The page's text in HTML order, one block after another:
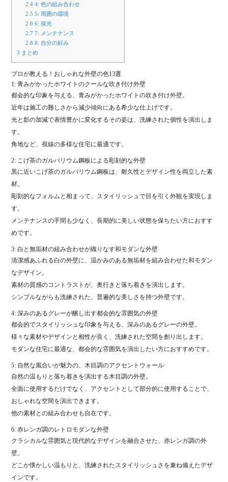
2.4 4: 色の組み合わせ
2.5 5: 周囲の環境
2.6 6: 採光
2.7 7: メンテナンス
2.8 8: 自分の好み
3 まとめ
プロが教える！おしゃれな外壁の色13選
1: 青みがかったホワイトのクールな吹き付け外壁
都会的な印象を与える、青みがかったホワイトの吹き付け外壁。
近年は施工の難しさから減少傾向にある希少な仕上げです。
光と影の加減で表情豊かに変化するその姿は、洗練された個性を演出しま
す。
角地など、視線の多様な住宅に最適です。
2: こげ茶のガルバリウム鋼板による彫刻的な外壁
黒に近いこげ茶のガルバリウム鋼板は、耐久性とデザイン性を両立した素
材。
彫刻的なフォルムと相まって、スタイリッシュで目を引く外観を実現しま
す。
メンテナンスの手間も少なく、長期的に美しい状態を保ちたい方におすす
めです。
3: 白と無垢材の組み合わせが織りなす和モダンな外壁
清潔感あふれる白の外壁に、温かみのある無垢材を組み合わせた和モダン
なデザイン。
素材の質感のコントラストが、奥行きと落ち着きを演出します。
シンプルながらも洗練された、普遍的な美しさを持つ外壁です。
4: 深みのあるグレーが醸し出す都会的な雰囲気の外壁
都会的でスタイリッシュな印象を与える、深みのあるグレーの外壁。
様々な素材やデザインと相性が良く、洗練された空間を創り出します。
モダンな住宅に最適な、都会的な雰囲気を演出したい方におすすめです。
5: 自然な風合いが魅力の、木目調のアクセントウォール
自然の温もりと落ち着きを演出する木目調の外壁。
全面に使用するだけでなく、アクセントとして部分的に使用することで、
おしゃれな空間を演出できます。
他の素材との組み合わせも自在です。
6: 赤レンガ調のレトロモダンな外壁
クラシカルな雰囲気と現代的なデザインを融合させた、赤レンガ調の外
壁。
どこか懐かしい温もりと、洗練されたスタイリッシュさを兼ね備えたデザ
インです。